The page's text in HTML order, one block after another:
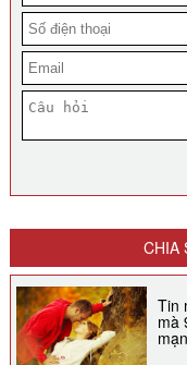
CHIA
Tin
mà